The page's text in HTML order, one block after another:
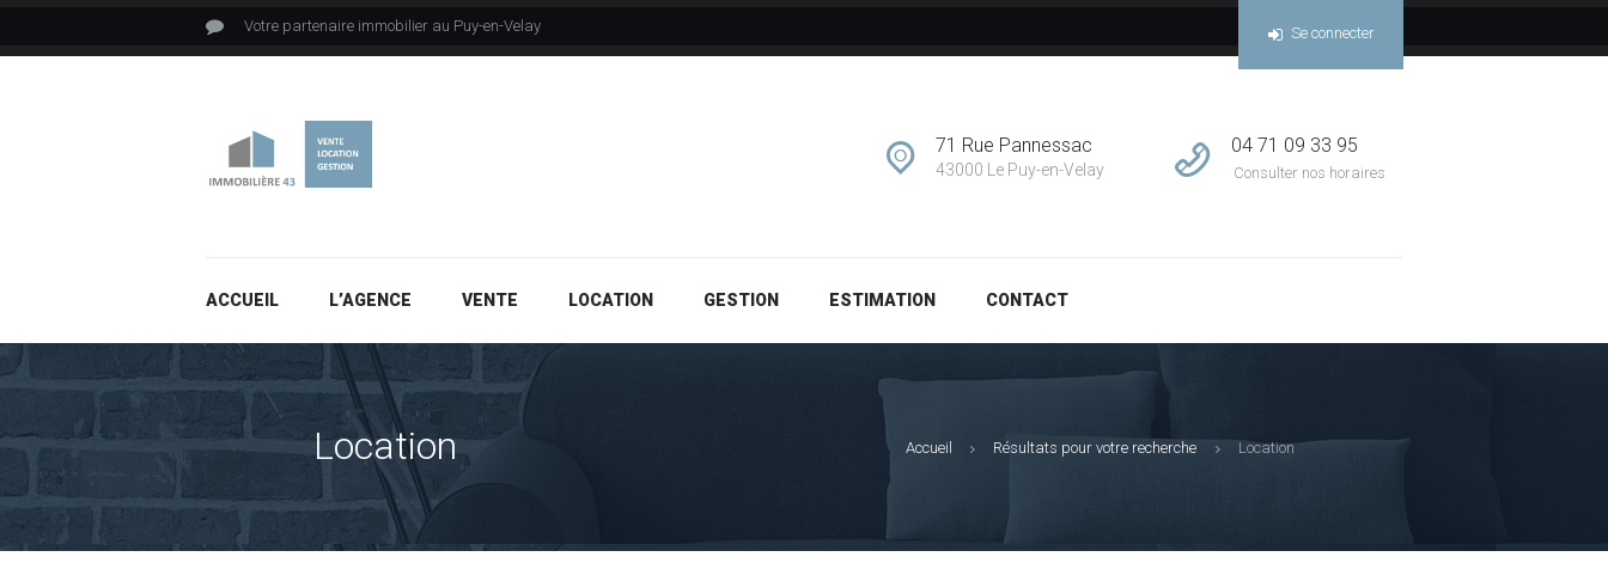
Votre partenaire immobilier au Puy-en-Velay Se connecter
71 Rue Pannessac
43000 Le Puy-en-Velay
04 71 09 33 95
Consulter nos horaires
ACCUEIL L’AGENCE VENTE LOCATION GESTION ESTIMATION CONTACT
Location Accueil Résultats pour votre recherche Location
GESTION